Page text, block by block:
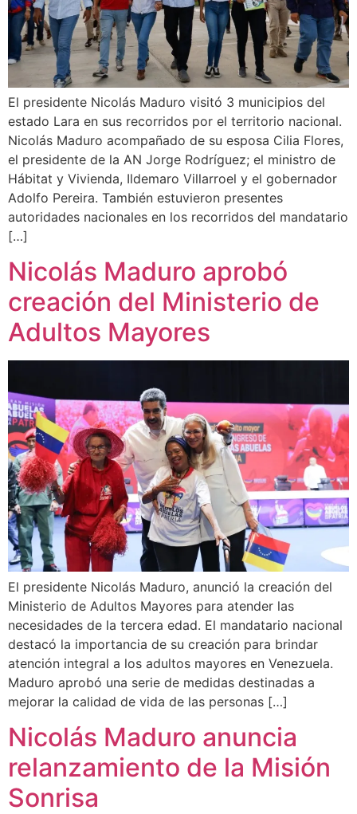
El presidente Nicolás Maduro visitó 3 municipios del
estado Lara en sus recorridos por el territorio nacional.
Nicolás Maduro acompañado de su esposa Cilia Flores,
el presidente de la AN Jorge Rodríguez; el ministro de
Hábitat y Vivienda, Ildemaro Villarroel y el gobernador
Adolfo Pereira. También estuvieron presentes
autoridades nacionales en los recorridos del mandatario
[…]
Nicolás Maduro aprobó
creación del Ministerio de
Adultos Mayores
El presidente Nicolás Maduro, anunció la creación del
Ministerio de Adultos Mayores para atender las
necesidades de la tercera edad. El mandatario nacional
destacó la importancia de su creación para brindar
atención integral a los adultos mayores en Venezuela.
Maduro aprobó una serie de medidas destinadas a
mejorar la calidad de vida de las personas […]
Nicolás Maduro anuncia
relanzamiento de la Misión
Sonrisa